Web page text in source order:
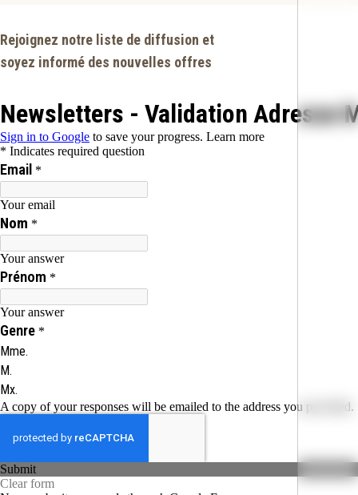
Rejoignez notre liste de diffusion et
soyez informé des nouvelles offres